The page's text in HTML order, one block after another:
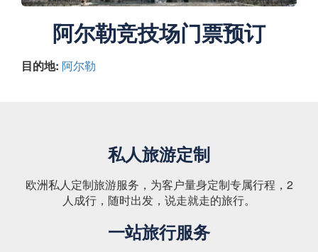
阿尔勒竞技场门票预订
目的地: 阿尔勒
私人旅游定制
欧洲私人定制旅游服务，为客户量身定制专属行程，2
人成行，随时出发，说走就走的旅行。
一站旅行服务